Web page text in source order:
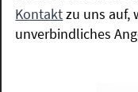
Kontaktzu uns auf,
unverbindliches